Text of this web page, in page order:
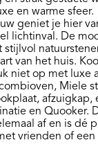
en warme sfeer.
geniet je hier
lichtinval. De
stijlvol
van het huis.
niet op met luxe
Miele
afzuigkap,
en Quooker.
af en is dé
vrienden of